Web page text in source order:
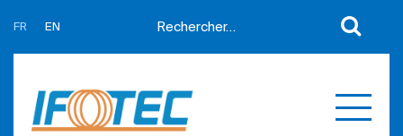
FR EN
Actualités
Support